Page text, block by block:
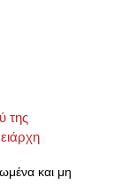
της
και μη